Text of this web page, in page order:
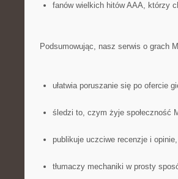
fanów wielkich hitów AAA, którzy
Podsumowując, nasz serwis o grach
ułatwia poruszanie się po ofercie
śledzi to, czym żyje społeczność
publikuje uczciwe recenzje i opinie,
tłumaczy mechaniki w prosty